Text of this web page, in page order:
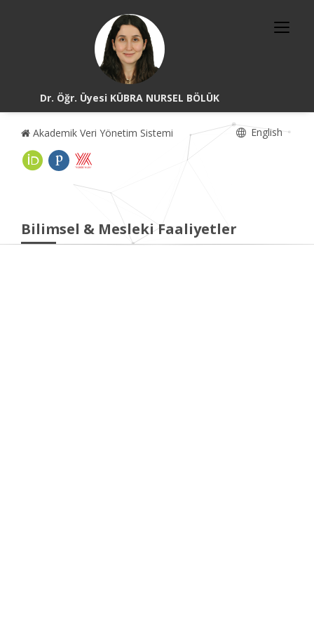
Dr. Öğr. Üyesi KÜBRA NURSEL BÖLÜK
Akademik Veri Yönetim Sistemi English
Bilimsel & Mesleki Faaliyetler